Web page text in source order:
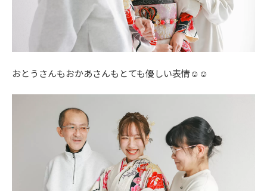
おとうさんもおかあさんもとても優しい表情☺️☺️